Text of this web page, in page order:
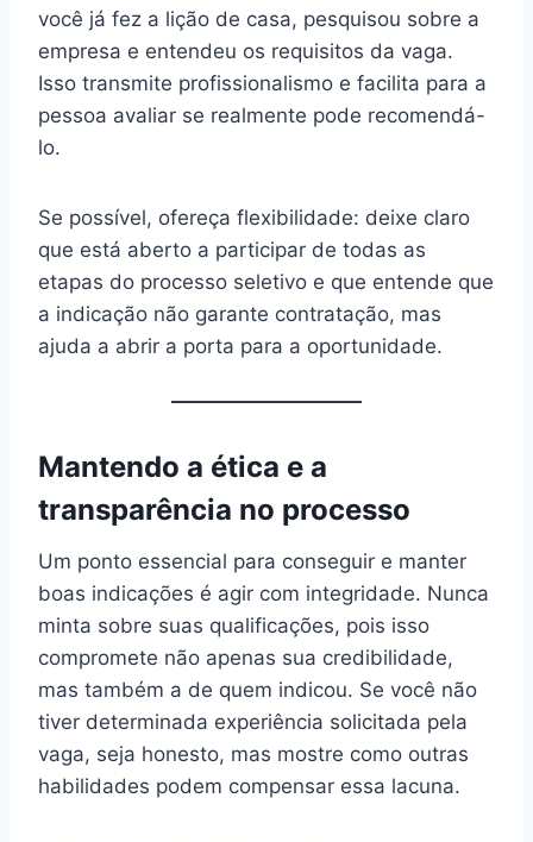
você já fez a lição de casa, pesquisou sobre a
empresa e entendeu os requisitos da vaga.
Isso transmite profissionalismo e facilita para a
pessoa avaliar se realmente pode recomendá-
lo.
Se possível, ofereça flexibilidade: deixe claro
que está aberto a participar de todas as
etapas do processo seletivo e que entende que
a indicação não garante contratação, mas
ajuda a abrir a porta para a oportunidade.
Mantendo a ética e a
transparência no processo
Um ponto essencial para conseguir e manter
boas indicações é agir com integridade. Nunca
minta sobre suas qualificações, pois isso
compromete não apenas sua credibilidade,
mas também a de quem indicou. Se você não
tiver determinada experiência solicitada pela
vaga, seja honesto, mas mostre como outras
habilidades podem compensar essa lacuna.